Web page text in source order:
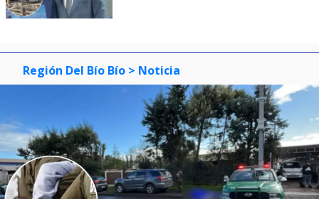
Región Del Bío Bío > Noticia